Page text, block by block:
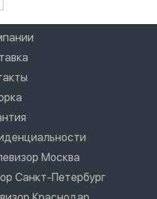
Москва
Санкт-Петербург